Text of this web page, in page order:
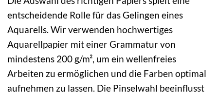
entscheidende Rolle für das Gelingen eines
Aquarells. Wir verwenden hochwertiges
Aquarellpapier mit einer Grammatur von
mindestens 200 g/m², um ein wellenfreies
Arbeiten zu ermöglichen und die Farben optimal
aufnehmen zu lassen. Die Pinselwahl beeinflusst